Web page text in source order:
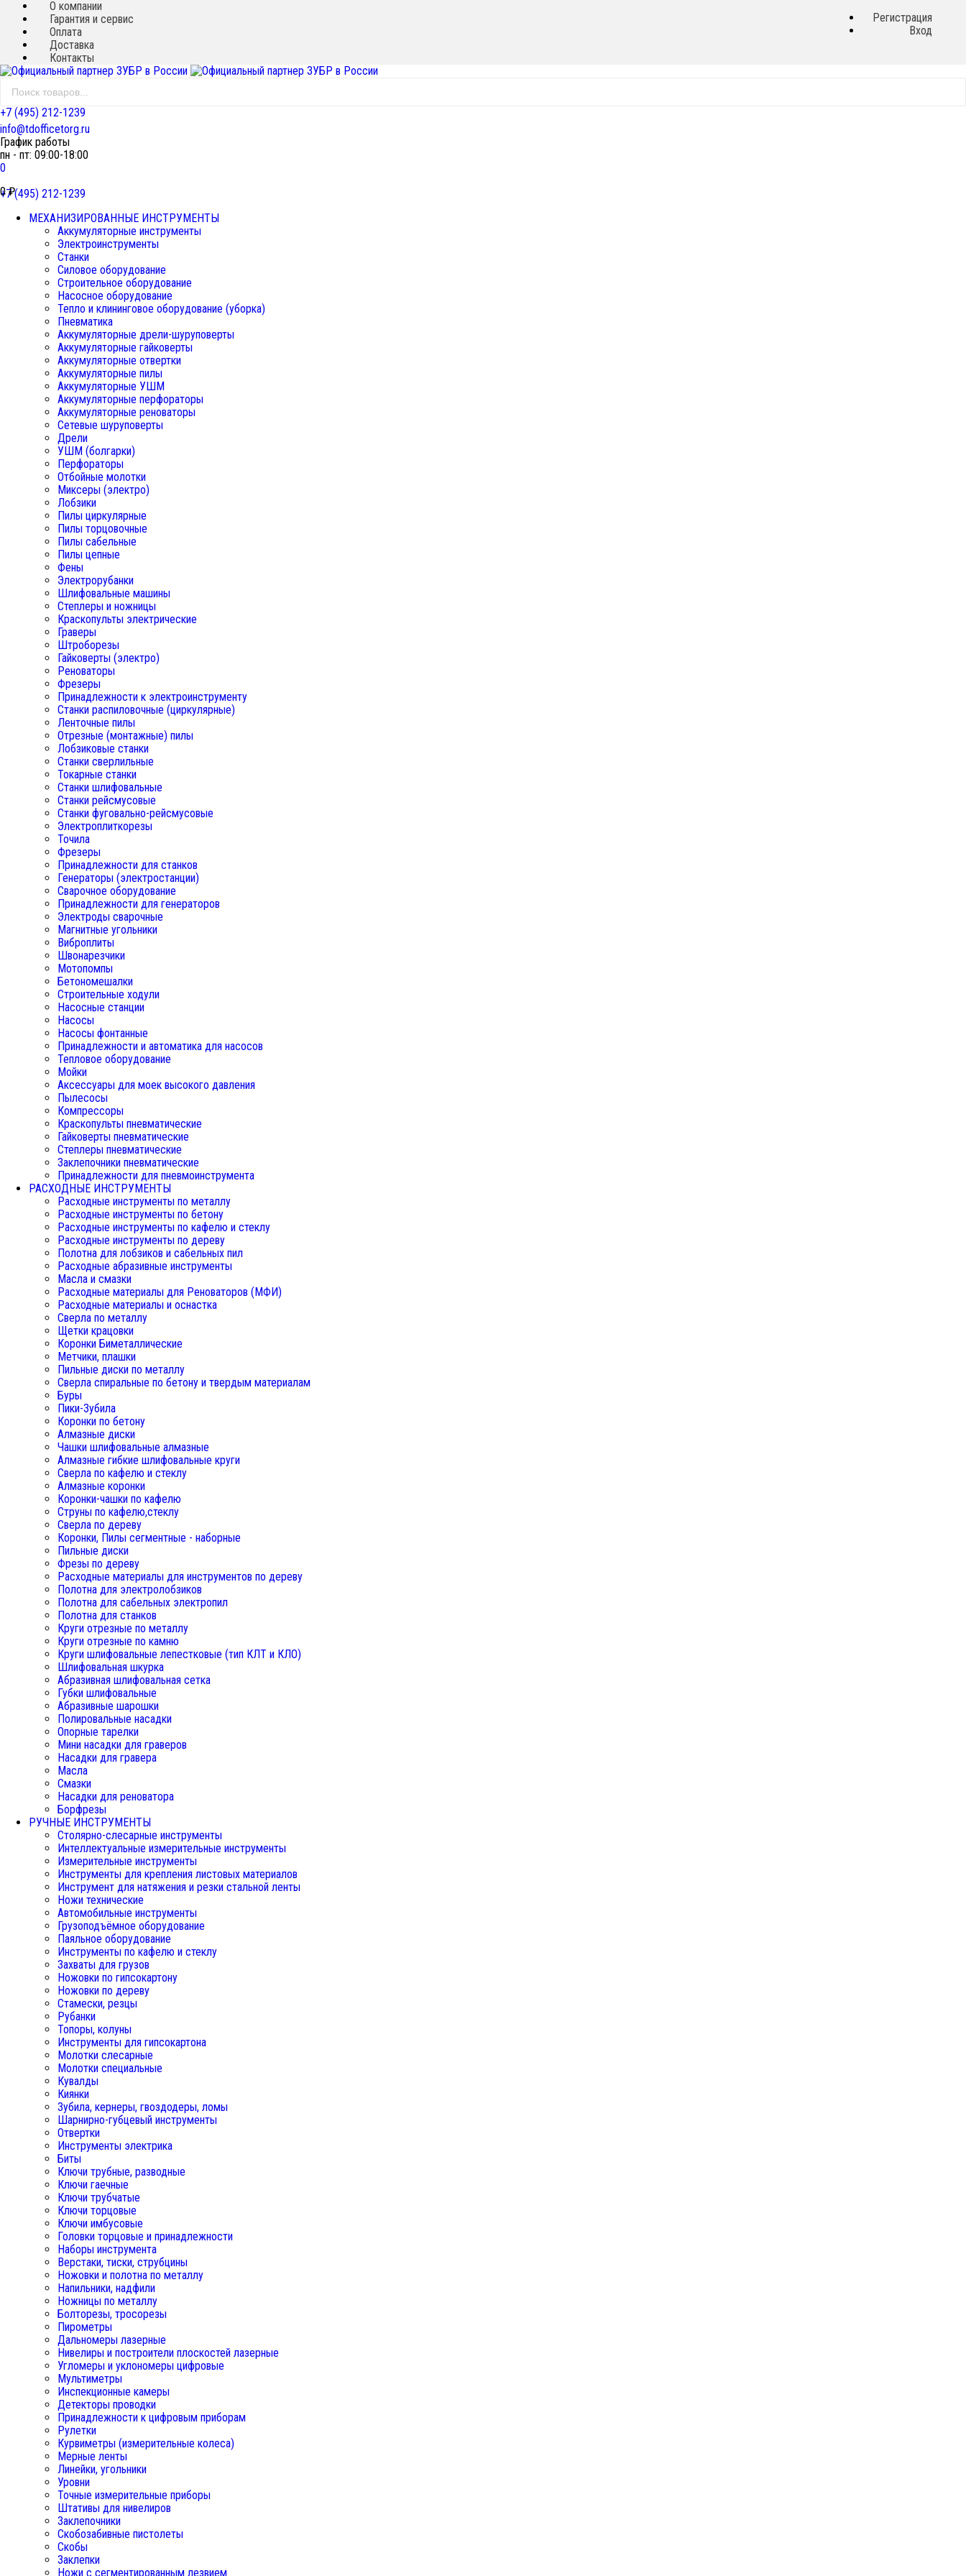
О компании
Гарантия и сервис
Оплата
Доставка
Контакты
Регистрация
Вход
+7 (495) 212-1239
info@tdofficetorg.ru
График работы
пн - пт: 09:00-18:00
0
0₽
+7 (495) 212-1239
МЕХАНИЗИРОВАННЫЕ ИНСТРУМЕНТЫ
Аккумуляторные инструменты
Электроинструменты
Станки
Силовое оборудование
Строительное оборудование
Насосное оборудование
Тепло и клининговое оборудование (уборка)
Пневматика
Аккумуляторные дрели-шуруповерты
Аккумуляторные гайковерты
Аккумуляторные отвертки
Аккумуляторные пилы
Аккумуляторные УШМ
Аккумуляторные перфораторы
Аккумуляторные реноваторы
Сетевые шуруповерты
Дрели
УШМ (болгарки)
Перфораторы
Отбойные молотки
Миксеры (электро)
Лобзики
Пилы циркулярные
Пилы торцовочные
Пилы сабельные
Пилы цепные
Фены
Электрорубанки
Шлифовальные машины
Степлеры и ножницы
Краскопульты электрические
Граверы
Штроборезы
Гайковерты (электро)
Реноваторы
Фрезеры
Принадлежности к электроинструменту
Станки распиловочные (циркулярные)
Ленточные пилы
Отрезные (монтажные) пилы
Лобзиковые станки
Станки сверлильные
Токарные станки
Станки шлифовальные
Станки рейсмусовые
Станки фуговально-рейсмусовые
Электроплиткорезы
Точила
Фрезеры
Принадлежности для станков
Генераторы (электростанции)
Сварочное оборудование
Принадлежности для генераторов
Электроды сварочные
Магнитные угольники
Виброплиты
Швонарезчики
Мотопомпы
Бетономешалки
Строительные ходули
Насосные станции
Насосы
Насосы фонтанные
Принадлежности и автоматика для насосов
Тепловое оборудование
Мойки
Аксессуары для моек высокого давления
Пылесосы
Компрессоры
Краскопульты пневматические
Гайковерты пневматические
Степлеры пневматические
Заклепочники пневматические
Принадлежности для пневмоинструмента
РАСХОДНЫЕ ИНСТРУМЕНТЫ
Расходные инструменты по металлу
Расходные инструменты по бетону
Расходные инструменты по кафелю и стеклу
Расходные инструменты по дереву
Полотна для лобзиков и сабельных пил
Расходные абразивные инструменты
Масла и смазки
Расходные материалы для Реноваторов (МФИ)
Расходные материалы и оснастка
Сверла по металлу
Щетки крацовки
Коронки Биметаллические
Метчики, плашки
Пильные диски по металлу
Сверла спиральные по бетону и твердым материалам
Буры
Пики-Зубила
Коронки по бетону
Алмазные диски
Чашки шлифовальные алмазные
Алмазные гибкие шлифовальные круги
Сверла по кафелю и стеклу
Алмазные коронки
Коронки-чашки по кафелю
Струны по кафелю,стеклу
Сверла по дереву
Коронки, Пилы сегментные - наборные
Пильные диски
Фрезы по дереву
Расходные материалы для инструментов по дереву
Полотна для электролобзиков
Полотна для сабельных электропил
Полотна для станков
Круги отрезные по металлу
Круги отрезные по камню
Круги шлифовальные лепестковые (тип КЛТ и КЛО)
Шлифовальная шкурка
Абразивная шлифовальная сетка
Губки шлифовальные
Абразивные шарошки
Полировальные насадки
Опорные тарелки
Мини насадки для граверов
Насадки для гравера
Масла
Смазки
Насадки для реноватора
Борфрезы
РУЧНЫЕ ИНСТРУМЕНТЫ
Столярно-слесарные инструменты
Интеллектуальные измерительные инструменты
Измерительные инструменты
Инструменты для крепления листовых материалов
Инструмент для натяжения и резки стальной ленты
Ножи технические
Автомобильные инструменты
Грузоподъёмное оборудование
Паяльное оборудование
Инструменты по кафелю и стеклу
Захваты для грузов
Ножовки по гипсокартону
Ножовки по дереву
Стамески, резцы
Рубанки
Топоры, колуны
Инструменты для гипсокартона
Молотки слесарные
Молотки специальные
Кувалды
Киянки
Зубила, кернеры, гвоздодеры, ломы
Шарнирно-губцевый инструменты
Отвертки
Инструменты электрика
Биты
Ключи трубные, разводные
Ключи гаечные
Ключи трубчатые
Ключи торцовые
Ключи имбусовые
Головки торцовые и принадлежности
Наборы инструмента
Верстаки, тиски, струбцины
Ножовки и полотна по металлу
Напильники, надфили
Ножницы по металлу
Болторезы, тросорезы
Пирометры
Дальномеры лазерные
Нивелиры и построители плоскостей лазерные
Угломеры и уклономеры цифровые
Мультиметры
Инспекционные камеры
Детекторы проводки
Принадлежности к цифровым приборам
Рулетки
Курвиметры (измерительные колеса)
Мерные ленты
Линейки, угольники
Уровни
Точные измерительные приборы
Штативы для нивелиров
Заклепочники
Скобозабивные пистолеты
Скобы
Заклепки
Ножи с сегментированным лезвием